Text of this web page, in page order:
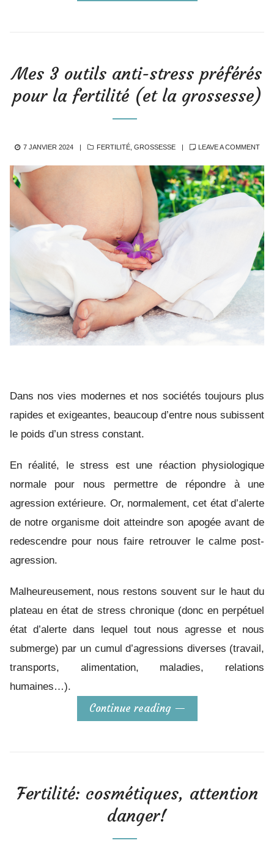
Mes 3 outils anti-stress préférés
pour la fertilité (et la grossesse)
POSTED
7 JANVIER 2024 CATEGORIES
FERTILITÉ, GROSSESSE LEAVE A COMMENT
Dans nos vies modernes et nos sociétés toujours plus
rapides et exigeantes, beaucoup d’entre nous subissent
le poids d’un stress constant.
En réalité, le stress est une réaction physiologique
normale pour nous permettre de répondre à une
agression extérieure. Or, normalement, cet état d’alerte
de notre organisme doit atteindre son apogée avant de
redescendre pour nous faire retrouver le calme post-
agression.
Malheureusement, nous restons souvent sur le haut du
plateau en état de stress chronique (donc en perpétuel
état d’alerte dans lequel tout nous agresse et nous
submerge) par un cumul d’agressions diverses (travail,
transports, alimentation, maladies, relations
humaines…).
Continue reading
Fertilité: cosmétiques, attention
danger!